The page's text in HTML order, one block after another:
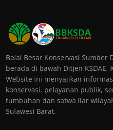
Balai Besar Konservasi Sumber
berada di bawah Ditjen KSDAE,
Website ini menyajikan
konservasi, pelayanan publik,
tumbuhan dan satwa liar
Sulawesi Barat.